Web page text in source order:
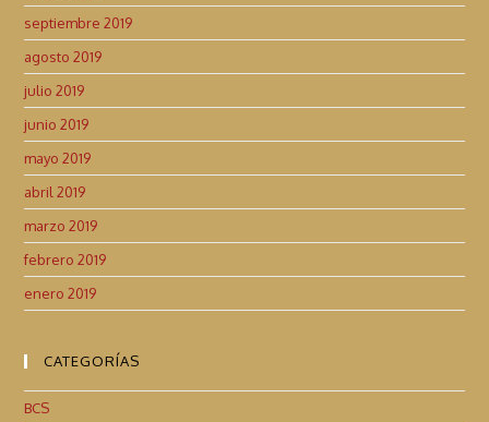
septiembre 2019
agosto 2019
julio 2019
junio 2019
mayo 2019
abril 2019
marzo 2019
febrero 2019
enero 2019
CATEGORÍAS
BCS